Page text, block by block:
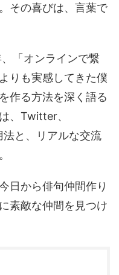
その喜びは、言葉で
「オンラインで繋
りも実感してきた僕
作る方法を深く語る
、Twitter、
と、リアルな交流
日から俳句仲間作り
素敵な仲間を見つけ